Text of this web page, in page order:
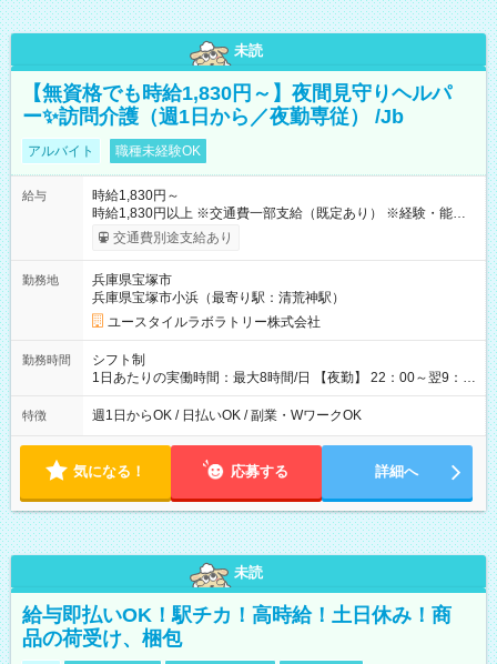
未読
【無資格でも時給1,830円～】夜間見守りヘルパ
ー✨訪問介護（週1日から／夜勤専従） /Jb
アルバイト 職種未経験OK
給与
時給1,830円～
時給1,830円以上 ※交通費一部支給（既定あり） ※経験・能力を
考慮して決定します 【収入例】 週1回勤務の場合：1,830円×8時
間×4回=5万8,560円 週3回勤務の場合：1,830円×8時間×12回
月 ※ 雇用形態と給与に、本採用時と異なる部分があります。 雇
用形態：本採用時と同じです。 給与：時給 1,550円以上
交通費別途支給あり
勤務地
兵庫県宝塚市
兵庫県宝塚市小浜（最寄り駅：清荒神駅）
ユースタイルラボラトリー株式会社
勤務時間
シフト制
1日あたりの実働時間：最大8時間/日 【夜勤】 22：00～翌9：
00 ※週1日～OK ／ 夜勤専従 ＊＊ 勤務時間例 ＊＊ ■22時か
ら翌7時 ■23時から翌8時 ■24時から翌9時 など ※上記の時間
ます。 ※曜日固定（毎週同じ曜日での勤務となります）
特徴 週1日からOK / 日払いOK / 副業・WワークOK
気になる！ 応募する 詳細へ
未読
給与即払いOK！駅チカ！高時給！土日休み！商
品の荷受け、梱包